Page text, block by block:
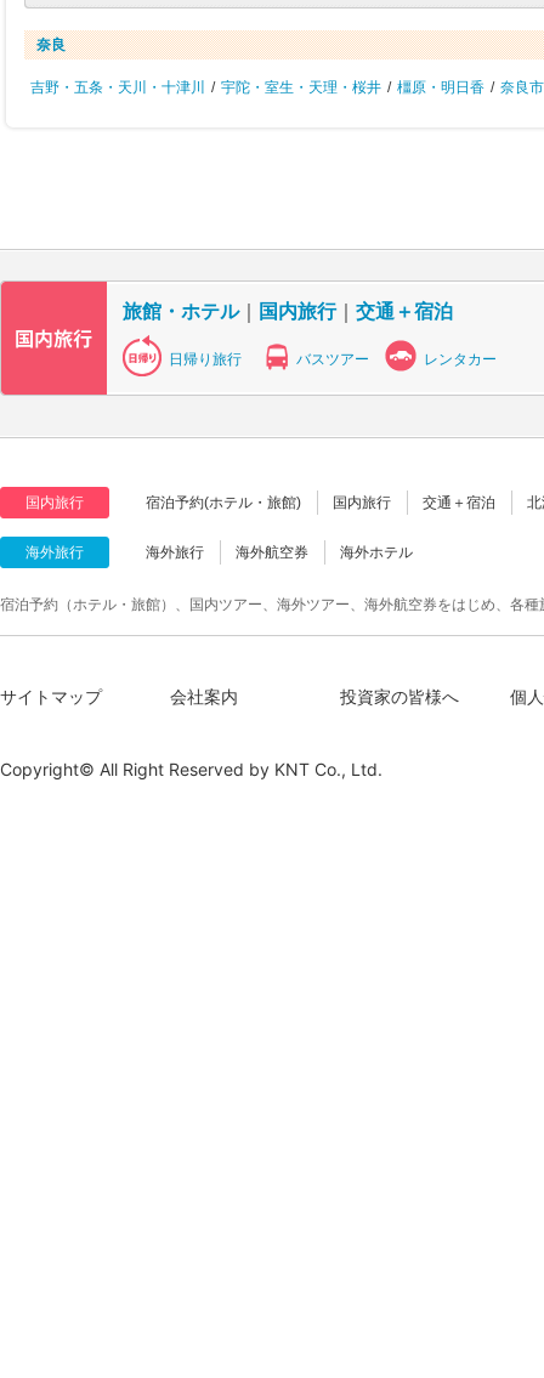
奈良
吉野・五条・天川・十津川 / 宇陀・室生・天理・桜井 / 橿原・明日香 / 奈良
旅館・ホテル｜ 国内旅行｜ 交通＋宿泊
日帰り旅行 バスツアー レンタカー
国内旅行 宿泊予約(ホテル・旅館) 国内旅行 交通＋宿泊
海外旅行 海外旅行 海外航空券 海外ホテル
宿泊予約（ホテル・旅館）、国内ツアー、海外ツアー、海外航空券をはじめ、各
サイトマップ 会社案内 投資家の皆様へ 個
Copyright© All Right Reserved by KNT Co., Ltd.